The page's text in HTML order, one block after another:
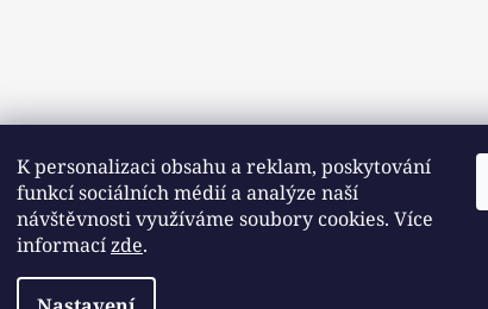
K personalizaci obsahu a reklam, poskytování
funkcí sociálních médií a analýze naší
návštěvnosti využíváme soubory cookies. Více
informacízde.